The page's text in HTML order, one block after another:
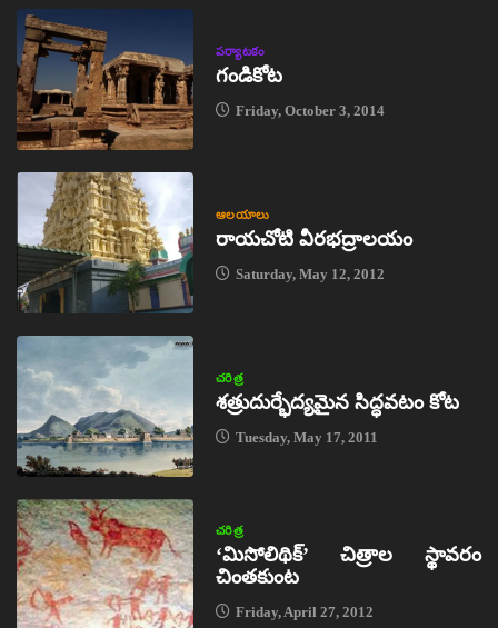
పర్యాటకం
గండికోట
Friday, October 3, 2014
ఆలయాలు
రాయచోటి వీరభద్రాలయం
Saturday, May 12, 2012
చరిత్ర
శత్రుదుర్భేద్యమైన సిద్ధవటం కోట
Tuesday, May 17, 2011
చరిత్ర
‘మిసోలిథిక్‌’ చిత్రాల స్థావరం
చింతకుంట
Friday, April 27, 2012